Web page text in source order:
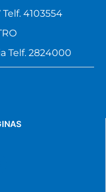
Telf. 4103554
Telf. 2824000